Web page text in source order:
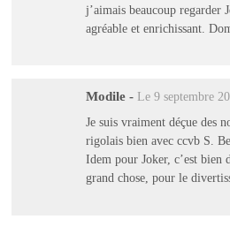
j’aimais beaucoup regarder
agréable et enrichissant.
Modile - Le 9 septembre
Je suis vraiment déçue des
rigolais bien avec ccvb S.
Idem pour Joker, c’est bien
grand chose, pour le